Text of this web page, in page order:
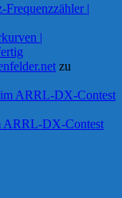
|
|
zu
ARRL-DX-Contest
ARRL-DX-Contest